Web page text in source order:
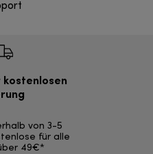
von 3-5
für alle
49€*